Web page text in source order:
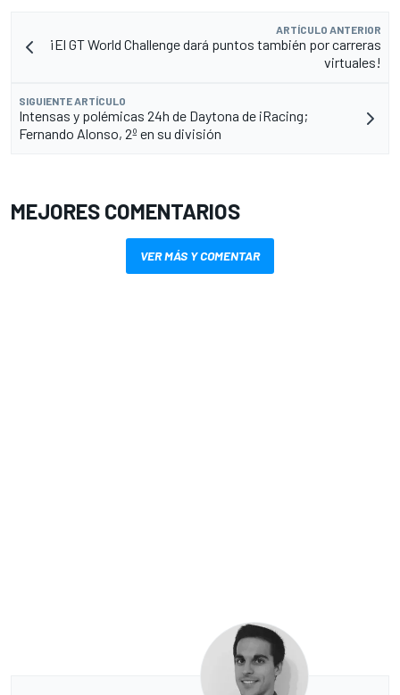
ARTÍCULO ANTERIOR
¡El GT World Challenge dará puntos también por carreras
virtuales!
SIGUIENTE ARTÍCULO
Intensas y polémicas 24h de Daytona de iRacing;
Fernando Alonso, 2º en su división
MEJORES COMENTARIOS
VER MÁS Y COMENTAR